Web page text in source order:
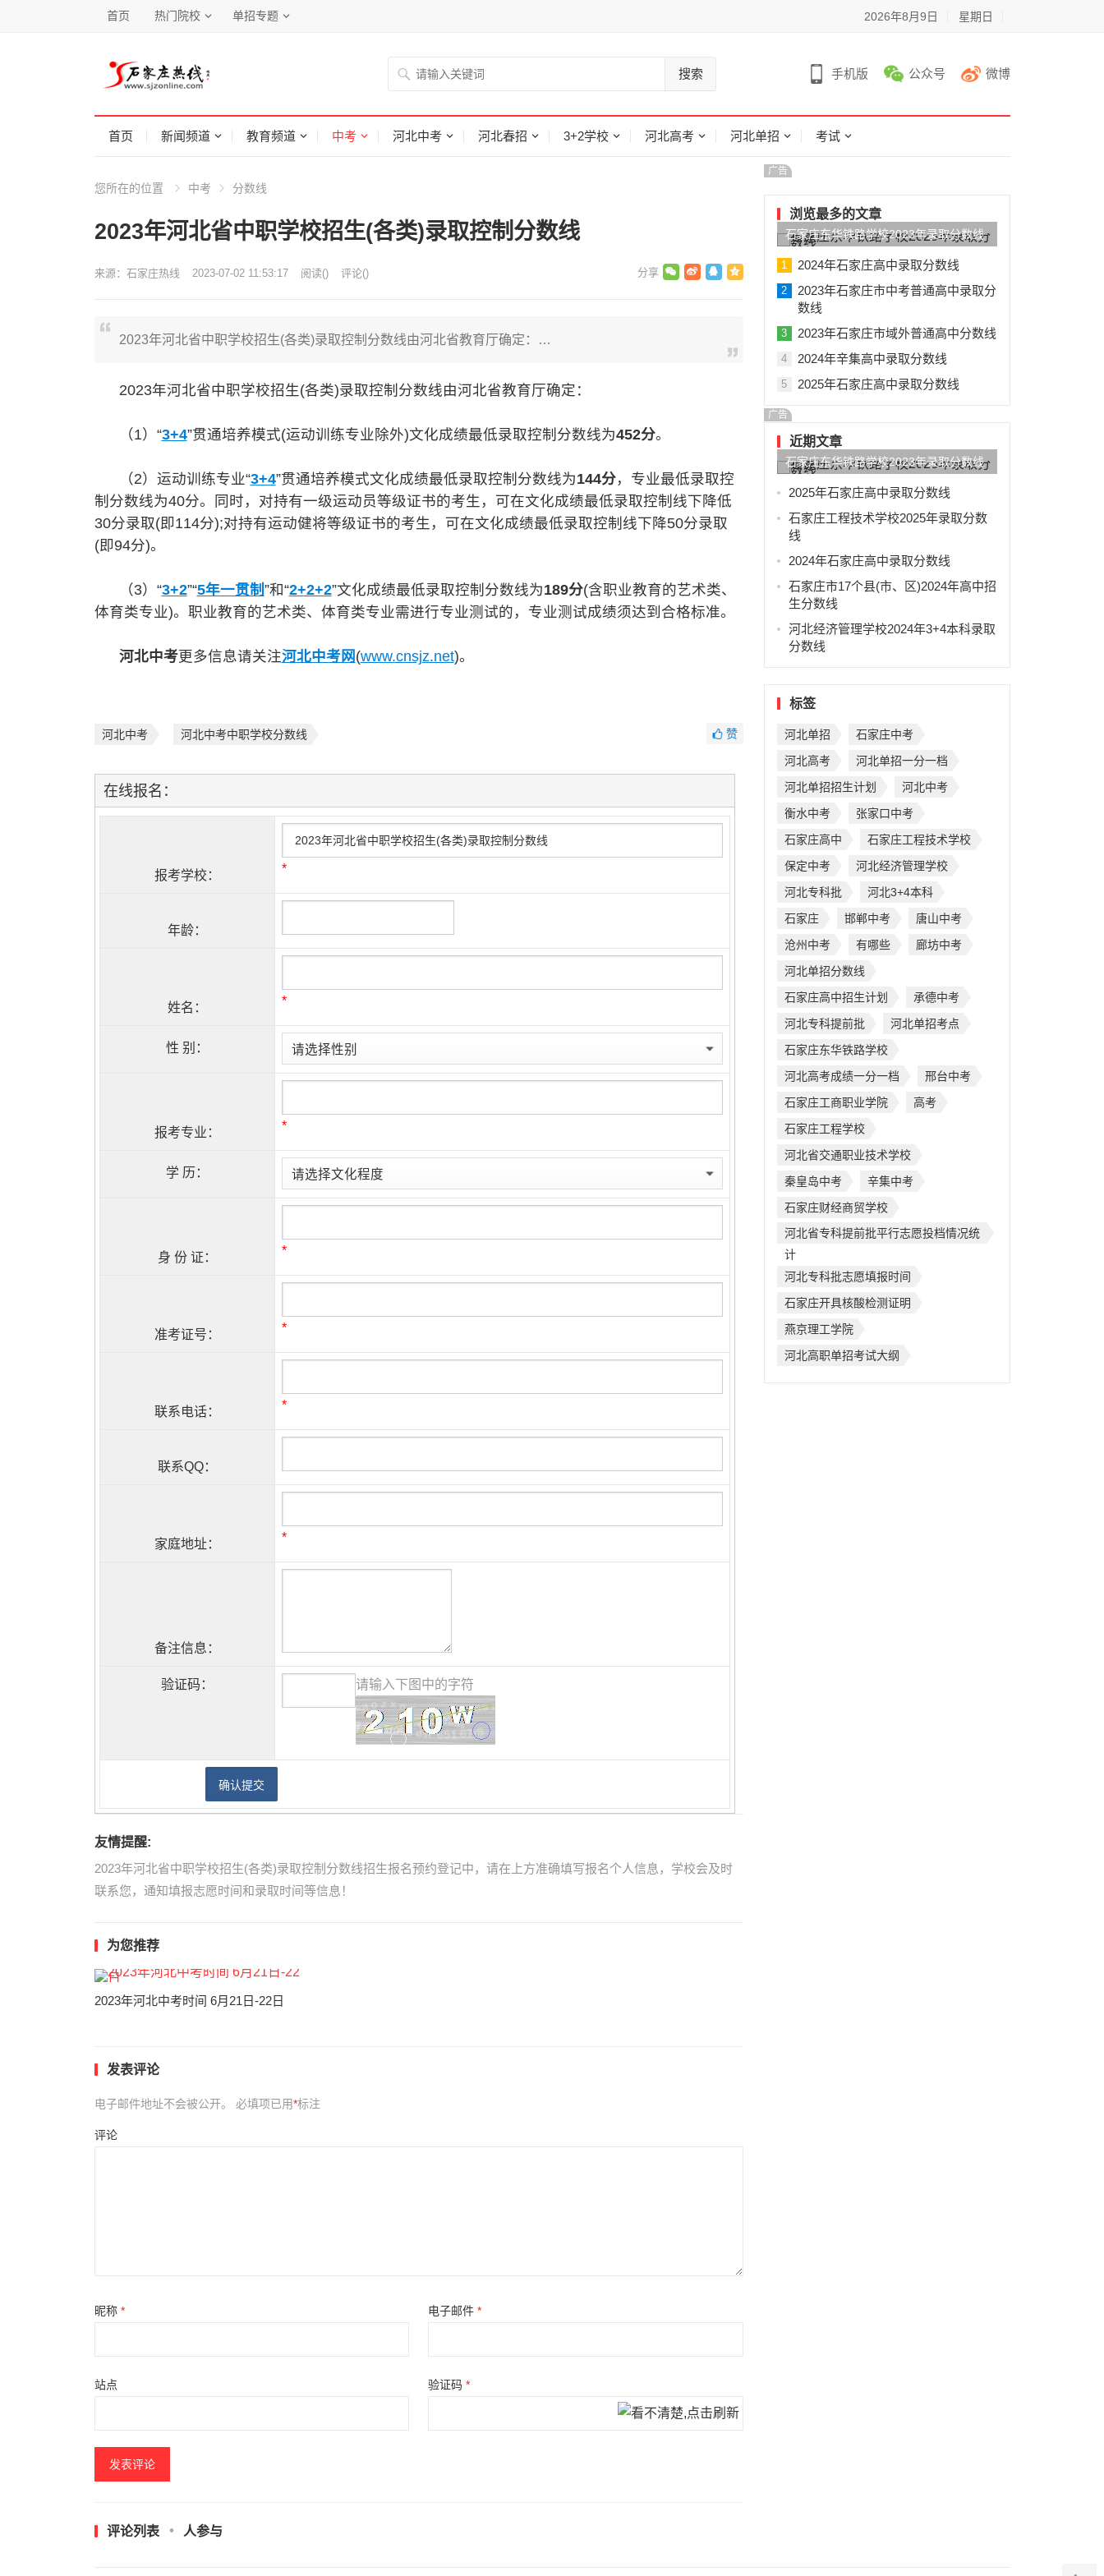
首页 热门院校 单招专题 2026年8月9日 星期日
搜索 手机版 公众号 微博
首页 新闻频道 教育频道 中考 河北中考 河北春招 3+2学校 河北高考 河北单招 考试
您所在的位置 中考 分数线
2023年河北省中职学校招生(各类)录取控制分数线
来源： 石家庄热线 2023-07-02 11:53:17 阅读() 评论()
2023年河北省中职学校招生(各类)录取控制分数线由河北省教育厅确定：…
2023年河北省中职学校招生(各类)录取控制分数线由河北省教育厅确定：
（1）“3+4”贯通培养模式(运动训练专业除外)文化成绩最低录取控制分数线为452分。
（2）运动训练专业“3+4”贯通培养模式文化成绩最低录取控制分数线为144分，专业最低录取控
制分数线为40分。同时，对持有一级运动员等级证书的考生，可在文化成绩最低录取控制线下降低
30分录取(即114分);对持有运动健将等级证书的考生，可在文化成绩最低录取控制线下降50分录取
(即94分)。
（3）“3+2”“5年一贯制 ”和“2+2+2”文化成绩最低录取控制分数线为189分(含职业教育的艺术类、
体育类专业)。职业教育的艺术类、体育类专业需进行专业测试的，专业测试成绩须达到合格标准。
河北中考更多信息请关注河北中考网 (www.cnsjz.net)。
河北中考 河北中考中职学校分数线 赞
在线报名：
报考学校： *
年龄：
姓名： *
性 别：
报考专业： *
学 历：
身 份 证： *
准考证号： *
联系电话： *
联系QQ：
家庭地址： *
备注信息：
验证码： 请输入下图中的字符
友情提醒:
2023年河北省中职学校招生(各类)录取控制分数线招生报名预约登记中，请在上方准确填写报名个人信息，学校会及时
联系您，通知填报志愿时间和录取时间等信息！
为您推荐
2023年河北中考时间 6月21日-22日
发表评论
电子邮件地址不会被公开。 必填项已用*标注
评论
昵称 * 电子邮件*
站点 验证码*
评论列表 人参与
广告
浏览最多的文章
石家庄东华铁路学校2023年录取分数线
1 2024年石家庄高中录取分数线
2
2023年石家庄市中考普通高中录取分
数线
3 2023年石家庄市域外普通高中分数线
4 2024年辛集高中录取分数线
5 2025年石家庄高中录取分数线
广告
近期文章
石家庄东华铁路学校2023年录取分数线
2025年石家庄高中录取分数线
石家庄工程技术学校2025年录取分数
线
2024年石家庄高中录取分数线
石家庄市17个县(市、区)2024年高中招
生分数线
河北经济管理学校2024年3+4本科录取
分数线
标签
河北单招
石家庄中考
河北高考
河北单招一分一档
河北单招招生计划
河北中考
衡水中考
张家口中考
石家庄高中
石家庄工程技术学校
保定中考
河北经济管理学校
河北专科批
河北3+4本科
石家庄
邯郸中考
唐山中考
沧州中考
有哪些
廊坊中考
河北单招分数线
石家庄高中招生计划
承德中考
河北专科提前批
河北单招考点
石家庄东华铁路学校
河北高考成绩一分一档
邢台中考
石家庄工商职业学院
高考
石家庄工程学校
河北省交通职业技术学校
秦皇岛中考
辛集中考
石家庄财经商贸学校
河北省专科提前批平行志愿投档情况统
计
河北专科批志愿填报时间
石家庄开具核酸检测证明
燕京理工学院
河北高职单招考试大纲